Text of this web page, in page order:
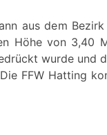
aus dem
Höhe von
wurde
FFW Hatting